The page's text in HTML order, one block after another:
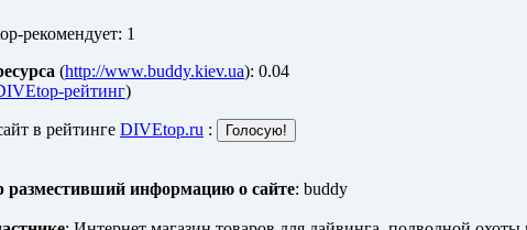
рекомендует: 1
(http://www.buddy.kiev.ua): 0.04
рейтинг)
в рейтинге DIVEtop.ru :
информацию о сайте: buddy